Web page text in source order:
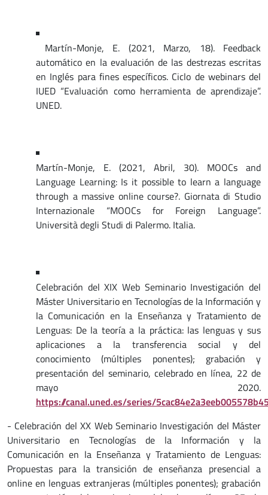
Martín-Monje, E. (2021, Marzo, 18). Feedback
automático en la evaluación de las destrezas escritas
en Inglés para fines específicos. Ciclo de webinars del
IUED “Evaluación como herramienta de aprendizaje”.
UNED.
Martín-Monje, E. (2021, Abril, 30). MOOCs and
Language Learning: Is it possible to learn a language
through a massive online course?. Giornata di Studio
Internazionale “MOOCs for Foreign Language”.
Università degli Studi di Palermo. Italia.
Celebración del XIX Web Seminario Investigación del
Máster Universitario en Tecnologías de la Información y
la Comunicación en la Enseñanza y Tratamiento de
Lenguas: De la teoría a la práctica: las lenguas y sus
aplicaciones a la transferencia social y del
conocimiento (múltiples ponentes); grabación y
presentación del seminario, celebrado en línea, 22 de
mayo 2020.
https://canal.uned.es/series/
- Celebración del XX Web Seminario Investigación del Máster
Universitario en Tecnologías de la Información y la
Comunicación en la Enseñanza y Tratamiento de Lenguas:
Propuestas para la transición de enseñanza presencial a
online en lenguas extranjeras (múltiples ponentes); grabación